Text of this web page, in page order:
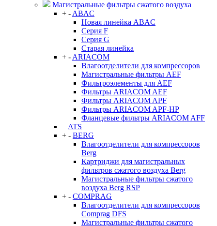
Магистральные фильтры сжатого воздуха
+ - ABAC
Новая линейка ABAC
Серия F
Серия G
Старая линейка
+ - ARIACOM
Влагоотделители для компрессоров
Магистральные фильтры AEF
Фильтроэлементы для AEF
Фильтры ARIACOM AEF
Фильтры ARIACOM APF
Фильтры ARIACOM APF-HP
Фланцевые фильтры ARIACOM AFF
ATS
+ - BERG
Влагоотделители для компрессоров
Berg
Картриджи для магистральных
фильтров сжатого воздуха Berg
Магистральные фильтры сжатого
воздуха Berg RSP
+ - COMPRAG
Влагоотделители для компрессоров
Comprag DFS
Магистральные фильтры сжатого